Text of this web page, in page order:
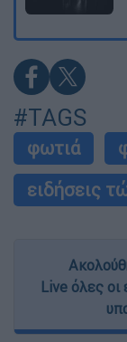
#TAGS
φωτιά
ειδήσεις
Live όλες οι